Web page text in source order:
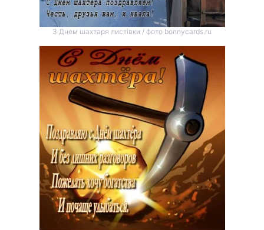
З Днем шахтаря листівки / фото bonnycards.ru